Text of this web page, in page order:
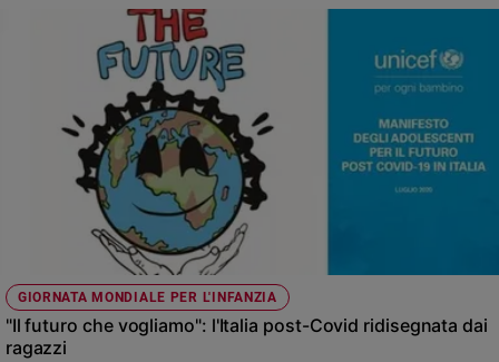
GIORNATA MONDIALE PER L'INFANZIA
"Il futuro che vogliamo": l'Italia post-Covid ridisegnata dai
ragazzi